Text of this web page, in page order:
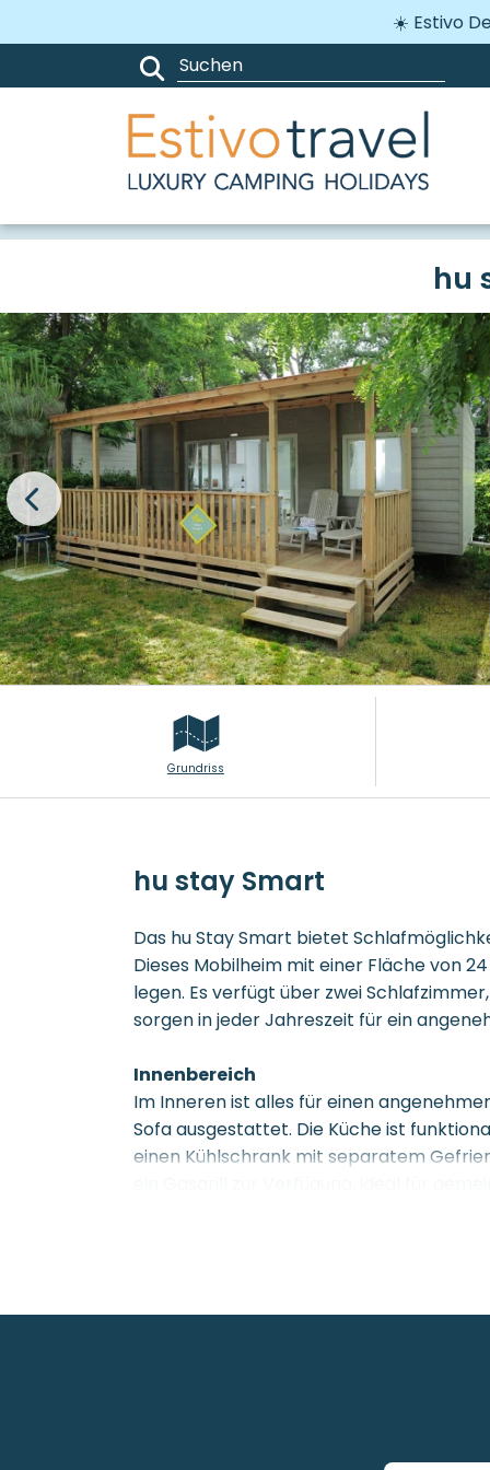
☀️ Estivo
hu
Grundriss
hu stay Smart
Das hu Stay Smart bietet
Dieses Mobilheim mit einer Fläche von
legen. Es verfügt über zwei
sorgen in jeder Jahreszeit für ein
Innenbereich
Im Inneren ist alles für einen
Sofa ausgestattet. Die Küche ist
einen Kühlschrank mit separatem
ist bereits vorhanden. Für Familien mit
Das Mobilheim verfügt über ein
Handtücher sind im Preis inbegriffen